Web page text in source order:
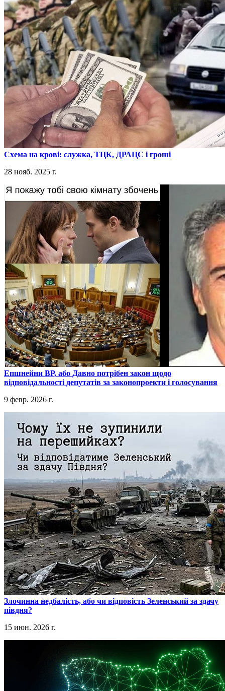
​Схема на крові: служка, ТЦК, ДРАЦС і гроші
28 нояб. 2025 г.
​Епшнейни ВР, або Давно потрібен закон щодо
відповідальності депутатів за законопроекти і голосування
9 февр. 2026 г.
​Злочинна недбалість, або чи відповість Зеленський за здачу
півдня?
15 июн. 2026 г.